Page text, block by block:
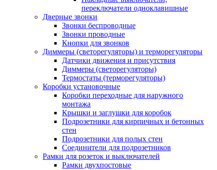
переключатели одноклавишные
Дверные звонки
Звонки беспроводные
Звонки проводные
Кнопки для звонков
Диммеры (светорегуляторы) и терморегуляторы
Датчики движения и присутствия
Диммеры (светорегуляторы)
Термостаты (терморегуляторы)
Коробки установочные
Коробки переходные для наружного
монтажа
Крышки и заглушки для коробок
Подрозетники для кирпичных и бетонных
стен
Подрозетники для полых стен
Соединители для подрозетников
Рамки для розеток и выключателей
Рамки двухпостовые